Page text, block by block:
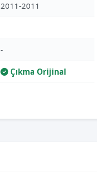
2011-2011
-
Çıkma Orijinal